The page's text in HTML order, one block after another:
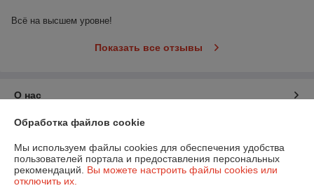
Всё на высшем уровне!
Показать все отзывы
О нас
Контакты
Доставка и оплата
Обработка файлов cookie
Мы используем файлы cookies для обеспечения удобства
пользователей портала и предоставления персональных
рекомендаций. Вы можете настроить файлы cookies или
отключить их.